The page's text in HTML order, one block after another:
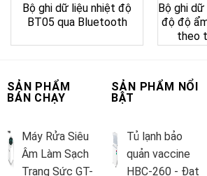
Bộ ghi dữ liệu nhiệt độ
BT05 qua Bluetooth
Bộ ghi
độ độ
theo
SẢN PHẨM
BÁN CHẠY
Máy Rửa Siêu
Âm Làm Sạch
Trang Sức GT-
SẢN PHẨM NỔI
BẬT
Tủ lạnh bảo
quản vaccine
HBC-260 - Đạt